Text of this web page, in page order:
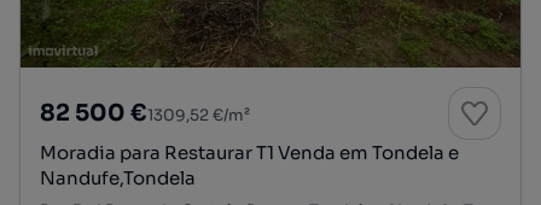
82 500 €1309,52 €/m²
Moradia para Restaurar T1 Venda em Tondela e
Nandufe,Tondela